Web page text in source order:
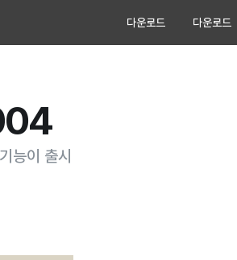
다운로드 다운로드
능이 출시